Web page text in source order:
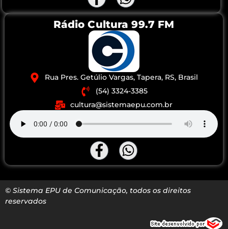
Rádio Cultura 99.7 FM
Rua Pres. Getúlio Vargas, Tapera, RS, Brasil
(54) 3324-3385
cultura@sistemaepu.com.br
© Sistema EPU de Comunicação, todos os direitos
reservados